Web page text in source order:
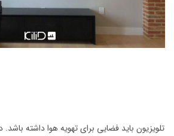
تلویزیون باید فضایی برای تهویه هوا داشته